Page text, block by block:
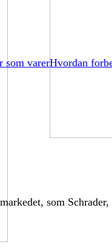
Hvordan
som varer
som